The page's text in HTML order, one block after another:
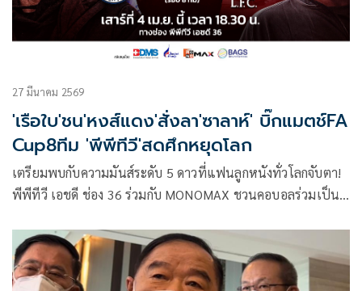
27 มีนาคม 2569
'เรือใบ'ชน'หงส์แดง'สั่งลา'ซาลาห์' บิ๊กแมตช์FA
Cup8ทีม 'พีพีทีวี'สดศึกหยุดโลก
เตรียมพบกับความมันส์ระดับ 5 ดาวที่แฟนลูกหนังทั่วโลกจับตา!
พีพีทีวี เอชดี ช่อง 36 ร่วมกับ MONOMAX ชวนคอบอลร่วมเป็น
รอบ 8 ทีมสุดท้าย ชมบิ๊กแมตช์สุดยิ่งใหญ่ ที่ถูกยกให้เป็น “นัดชิง
ชนะเลิศล่วงหน้า” เมื่อ “เรือใบสีฟ้า” แมนเชสเตอร์ ซิตี้ โคจรมา
ปะทะกับมหาอำนาจลูกหนังอย่าง “หงส์แดง” ลิเวอร์พูล ในวัน